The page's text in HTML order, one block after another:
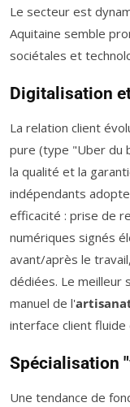
Le secteur est
Aquitaine semble
sociétales et
Digitalisation
La relation client
pure (type "Uber du
la qualité et la
indépendants
efficacité : prise de
numériques signés
avant/après le
dédiées. Le meilleur
manuel de l'
interface client
Spécialisation
Une tendance de